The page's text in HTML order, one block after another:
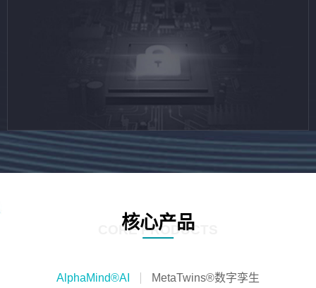
核心产品
CORE PRODUCTS
AlphaMind®AI MetaTwins®数字孪生